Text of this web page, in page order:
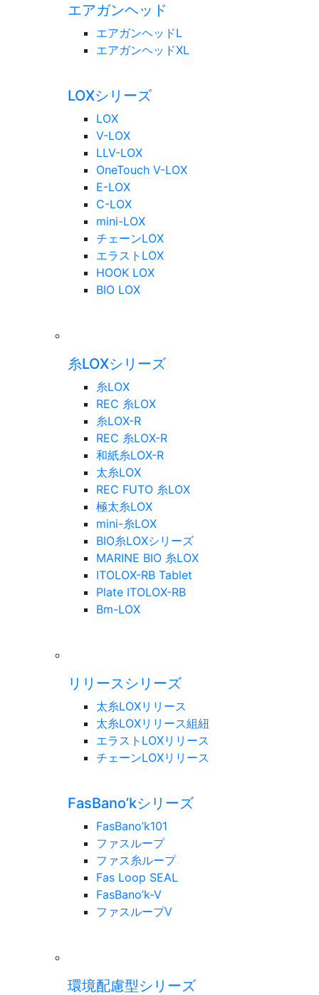
エアガンヘッド
エアガンヘッドL
エアガンヘッドXL
LOXシリーズ
LOX
V-LOX
LLV-LOX
OneTouch V-LOX
E-LOX
C-LOX
mini-LOX
チェーンLOX
エラストLOX
HOOK LOX
BIO LOX
糸LOXシリーズ
糸LOX
REC 糸LOX
糸LOX-R
REC 糸LOX-R
和紙糸LOX-R
太糸LOX
REC FUTO 糸LOX
極太糸LOX
mini-糸LOX
BIO糸LOXシリーズ
MARINE BIO 糸LOX
ITOLOX-RB Tablet
Plate ITOLOX-RB
Bm-LOX
リリースシリーズ
太糸LOXリリース
太糸LOXリリース組紐
エラストLOXリリース
チェーンLOXリリース
FasBano’kシリーズ
FasBano’k101
ファスループ
ファス糸ループ
Fas Loop SEAL
FasBano’k-V
ファスループV
環境配慮型シリーズ